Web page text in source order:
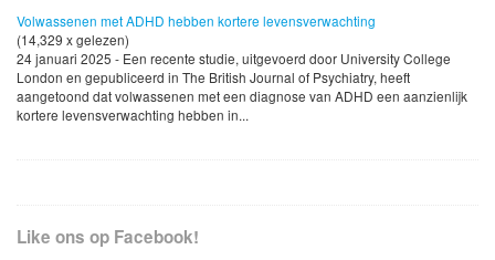
Volwassenen met ADHD hebben kortere levensverwachting
(14,329 x gelezen)
24 januari 2025 - Een recente studie, uitgevoerd door University College
London en gepubliceerd in The British Journal of Psychiatry, heeft
aangetoond dat volwassenen met een diagnose van ADHD een aanzienlijk
kortere levensverwachting hebben in...
Like ons op Facebook!